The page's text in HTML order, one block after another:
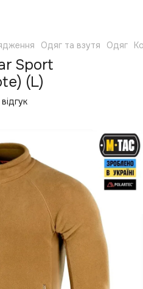
Одяг та взутя Одяг
Sport
(L)